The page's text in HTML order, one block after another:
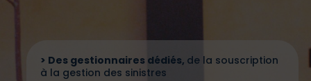
> Des gestionnaires dédiés, de la souscription
à la gestion des sinistres